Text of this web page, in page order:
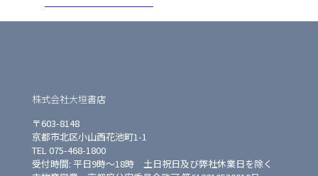
株式会社大垣書店
〒603-8148
京都市北区小山西花池町1-1
TEL 075-468-1800
受付時間: 平日9時〜18時 土日祝日及び弊社休業日を除く